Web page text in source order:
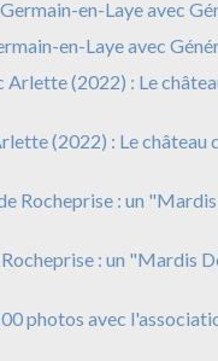
en-Laye avec
(2022) : Le château
: un "Mardis